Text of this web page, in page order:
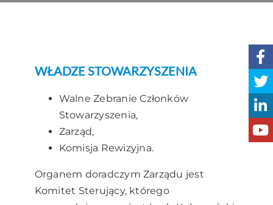
Władze
Statut
WŁADZE STOWARZYSZENIA
Walne Zebranie Członków
Stowarzyszenia,
Zarząd,
Komisja Rewizyjna.
Organem doradczym Zarządu jest
Komitet Sterujący, którego